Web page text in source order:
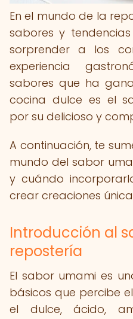
En el mundo de la
sabores y
sorprender a los
experiencia
sabores que ha
cocina dulce es el
por su delicioso y
A continuación, te
mundo del sabor
y cuándo
crear creaciones
Introducción al
repostería
El sabor umami es
básicos que percibe
el dulce, ácido,